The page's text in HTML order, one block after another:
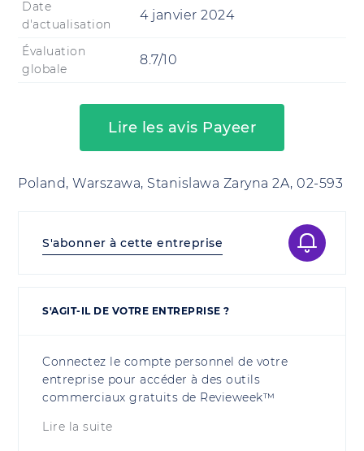
Date
d'actualisation
4 janvier 2024
Évaluation
globale
8.7/10
Lire les avis Payeer
Poland, Warszawa, Stanislawa Zaryna 2A, 02-593
S'abonner à cette entreprise
S'AGIT-IL DE VOTRE ENTREPRISE ?
Connectez le compte personnel de votre
entreprise pour accéder à des outils
commerciaux gratuits de Revieweek™
Lire la suite